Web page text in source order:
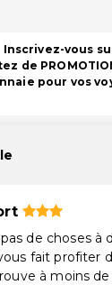
Inscrivez-vous
de
pour vos
de choses à
fait profiter
à moins